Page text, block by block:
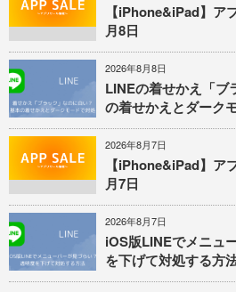
【iPhone&iPad】ア
月8日
2026年8月8日
LINEの着せかえ「ブ
の着せかえとダーク
2026年8月7日
【iPhone&iPad】ア
月7日
2026年8月7日
iOS版LINEでメニュ
を下げて対処する方